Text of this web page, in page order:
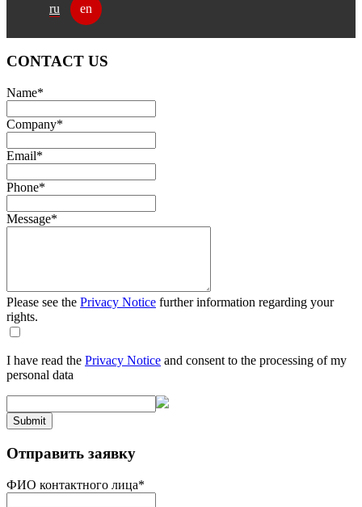
ru en
CONTACT US
Name*
Company*
Email*
Phone*
Message*
Please see the Privacy Notice further information regarding your
rights.
I have read the Privacy Notice and consent to the processing of my
personal data
Submit
Отправить заявку
ФИО контактного лица*